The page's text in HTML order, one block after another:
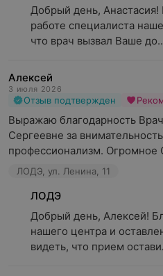
Добрый день, Анастасия!
работе специалиста
что врач вызвал Ваше
Алексей
3 июля 2026
Отзыв подтвержден
Выражаю благодарность
Сергеевне за
профессионализм. Огромное
ЛОДЭ, ул. Ленина, 11
ЛОДЭ
Добрый день, Алексей!
нашего центра и
видеть, что прием